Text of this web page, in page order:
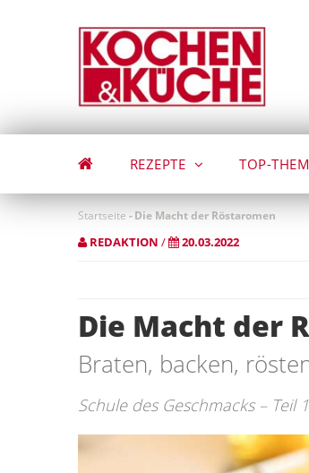
REZEPTE TOP-
Startseite -Die Macht der Röstaromen
REDAKTION / 20.03.2022
Die Macht der
Braten, backen,
Schule des Geschmacks – Teil